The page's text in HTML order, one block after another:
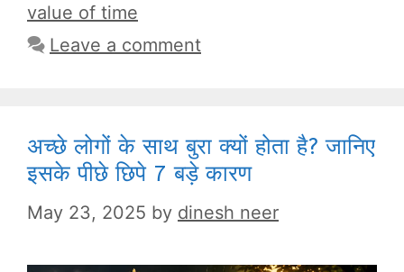
value of time
Leave a comment
अच्छे लोगों के साथ बुरा क्यों होता है? जानिए
इसके पीछे छिपे 7 बड़े कारण
May 23, 2025 by dinesh neer